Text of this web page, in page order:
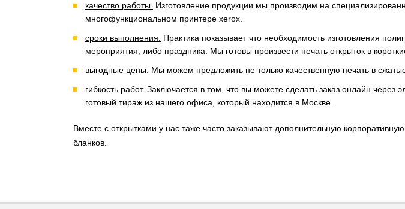
качество работы. Изготовление продукции мы производим на
многофункциональном принтере xerox.
сроки выполнения.
Практика показывает что необходимость изготовления
мероприятия, либо праздника. Мы готовы произвести печать открыток в
выгодные цены. Мы можем предложить не только качественную печать в
гибкость работ. Заключается в том, что вы можете сделать заказ онлайн через
готовый тираж из нашего офиса, который находится в Москве.
Вместе с открытками у нас таже часто заказывают дополнительную
бланков.